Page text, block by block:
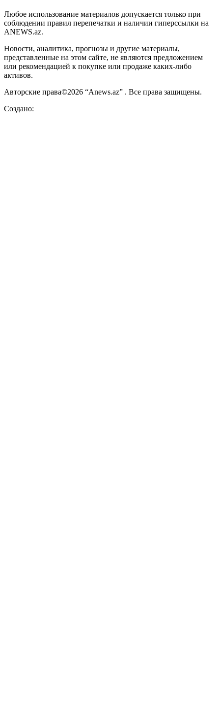
Любое использование материалов допускается только при
соблюдении правил перепечатки и наличии гиперссылки на
ANEWS.az.
Новости, аналитика, прогнозы и другие материалы,
представленные на этом сайте, не являются предложением
или рекомендацией к покупке или продаже каких-либо
активов.
Авторские права©2026 “Anews.az” . Все права защищены.
Создано: